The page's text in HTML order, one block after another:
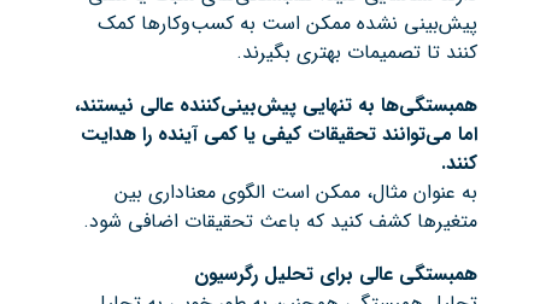
پیش‌بینی نشده ممکن است به کسب‌وکارها کمک
کنند تا تصمیمات بهتری بگیرند.
همبستگی‌ها به تنهایی پیش‌بینی‌کننده عالی نیستند،
اما می‌توانند تحقیقات کیفی یا کمی آینده را هدایت
کنند.
به عنوان مثال، ممکن است الگوی معناداری بین
متغیرها کشف کنید که باعث تحقیقات اضافی شود.
همبستگی عالی برای تحلیل رگرسیون